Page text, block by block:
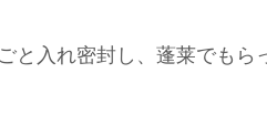
と入れ密封し、蓬莱でもら